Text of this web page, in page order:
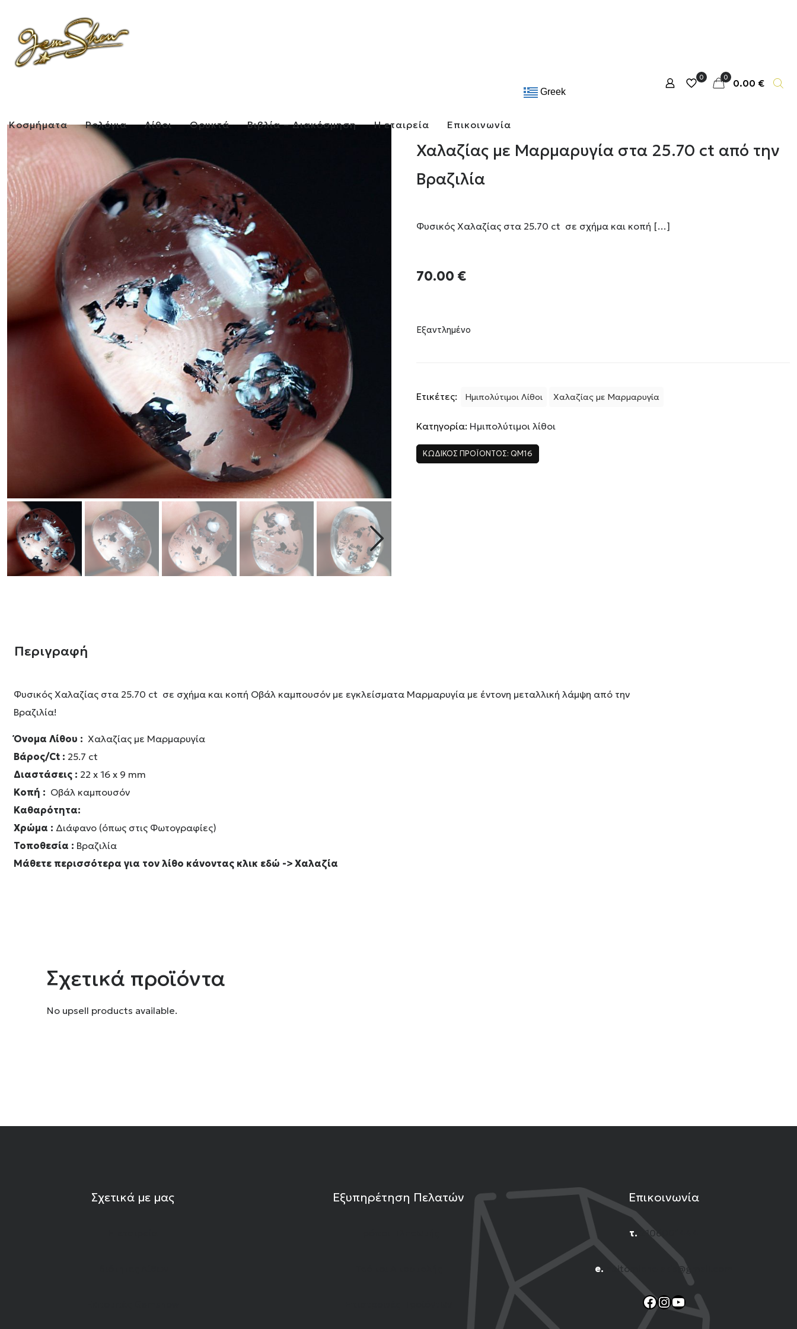
Κοσμήματα Ρολόγια Λίθοι Ορυκτά Βιβλία – Διακόσμηση Η εταιρεία Επικοινωνία
Greek
0 0 0.00 €
Χαλαζίας με Μαρμαρυγία στα 25.70 ct από την
Βραζιλία
Φυσικός Χαλαζίας στα 25.70 ct σε σχήμα και κοπή […]
70.00 €
Εξαντλημένο
Ετικέτες: Ημιπολύτιμοι Λίθοι Χαλαζίας με Μαρμαρυγία
Κατηγορία: Ημιπολύτιμοι λίθοι
ΚΩΔΙΚΌΣ ΠΡΟΪΌΝΤΟΣ: QM16
Περιγραφή
Φυσικός Χαλαζίας στα 25.70 ct σε σχήμα και κοπή Οβάλ καμπουσόν με εγκλείσματα Μαρμαρυγία με έντονη μεταλλική λάμψη από την
Βραζιλία!
Όνομα Λίθου : Χαλαζίας με Μαρμαρυγία
Βάρος/Ct : 25.7 ct
Διαστάσεις : 22 x 16 x 9 mm
Κοπή : Οβάλ καμπουσόν
Καθαρότητα:
Χρώμα : Διάφανο (όπως στις Φωτογραφίες)
Τοποθεσία : Βραζιλία
Μάθετε περισσότερα για τον λίθο κάνοντας κλικ εδώ ->Χαλαζία
Σχετικά προϊόντα
No upsell products available.
Σχετικά με μας Εξυπηρέτηση Πελατών Επικοινωνία
τ. 2106001444
e. n.titomichelakis@gmail.com
Facebook
Instagram
YouTube